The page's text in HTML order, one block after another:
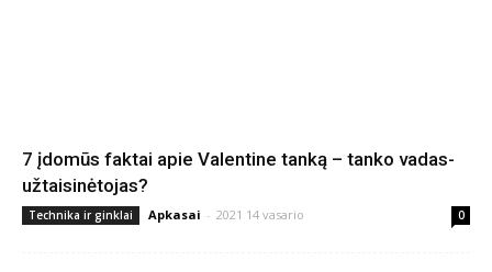
7 įdomūs faktai apie Valentine tanką – tanko vadas-
užtaisinėtojas?
Technika ir ginklai Apkasai - 2021 14 vasario 0